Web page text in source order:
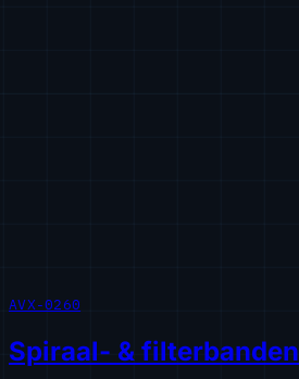
AVX-0260
Spiraal- & filterbanden